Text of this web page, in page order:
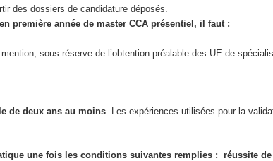
des dossiers de candidature déposés.
première année de master CCA présentiel, il faut :
sous réserve de l’obtention préalable des UE de
de deux ans au moins. Les expériences utilisées pour la
une fois les conditions suivantes remplies : réussite